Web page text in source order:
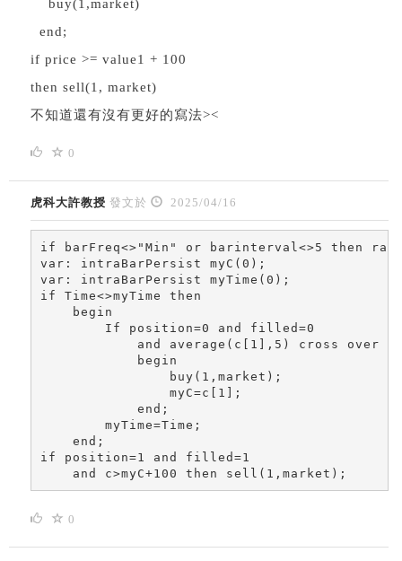
buy(1,market)
end;
if price >= value1 + 100
then sell(1, market)
不知道還有沒有更好的寫法><
0
虎科大許教授 發文於 2025/04/16
if barFreq<>"Min" or barinterval<>5 then
var: intraBarPersist myC(0);
var: intraBarPersist myTime(0);
if Time<>myTime then
    begin
        If position=0 and filled=0
and average(c[1],5) cross over
            begin
                buy(1,market);
                myC=c[1];
            end;
        myTime=Time;
    end;
if position=1 and filled=1
    and c>myC+100 then sell(1,market);
0